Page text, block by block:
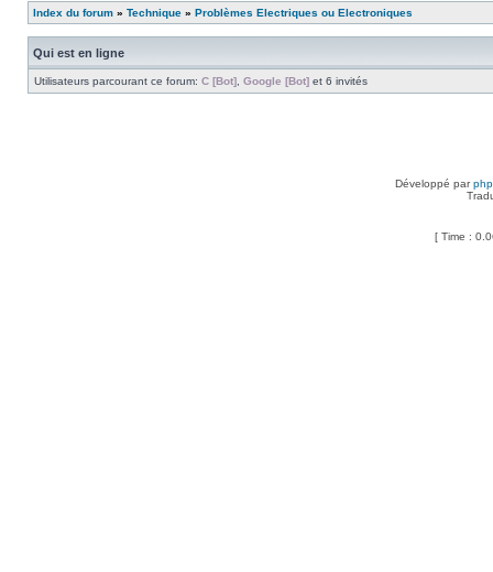
Index du forum » Technique » Problèmes Electriques ou Electroniques
Qui est en ligne
Utilisateurs parcourant ce forum: C [Bot] Google [Bot] et 6 invités
Développé par
[ Time :